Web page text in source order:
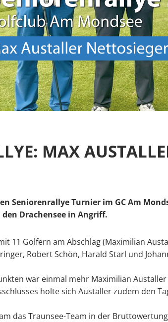
MAX
Seniorenrallye Turnier im GC Am
Drachensee in Angriff.
11 Golfern am Abschlag (Maximilian
Robert Schön, Harald Starl und
war einmal mehr Maximilian
holte sich Austaller zudem den
das Traunsee-Team in der